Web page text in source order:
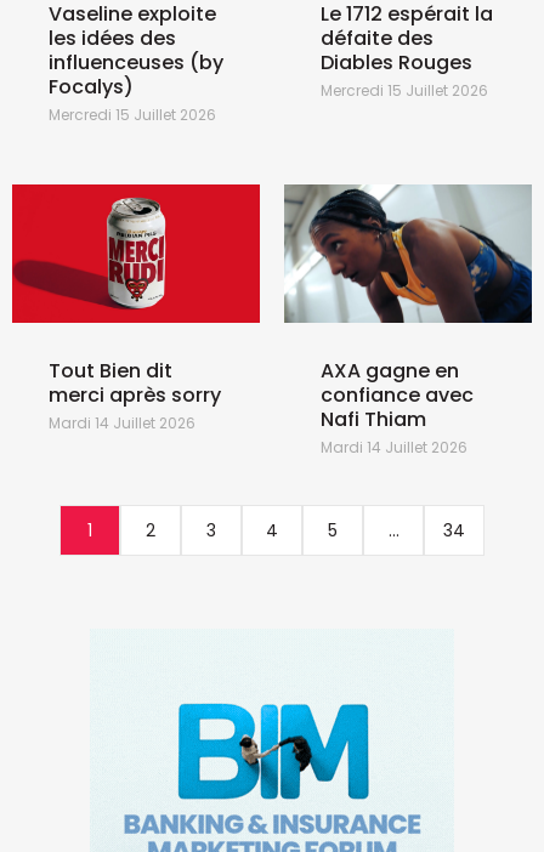
Vaseline exploite
les idées des
influenceuses (by
Focalys)
Mercredi 15 Juillet 2026
Le 1712 espérait la
défaite des
Diables Rouges
Mercredi 15 Juillet 2026
Tout Bien dit
merci après sorry
Mardi 14 Juillet 2026
AXA gagne en
confiance avec
Nafi Thiam
Mardi 14 Juillet 2026
1 2 3 4 5 ... 34